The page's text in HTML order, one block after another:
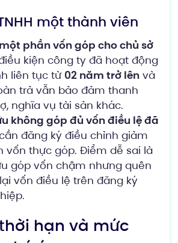
một thành viên
phần vốn góp cho chủ sở
kiện công ty đã hoạt động
liên tục từ 02 năm trở lên và
trả vẫn bảo đảm thanh
nghĩa vụ tài sản khác.
không góp đủ vốn điều lệ đã
đăng ký điều chỉnh giảm
vốn thực góp. Điểm dễ sai là
góp vốn chậm nhưng quên
vốn điều lệ trên đăng ký
thời hạn và mức